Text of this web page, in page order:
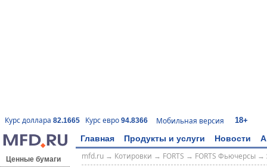
Курс доллара 82.1665 Курс евро 94.8366 Мобильная версия 18+
Главная Продукты и услуги Новости
Ценные бумаги
mfd.ru→ Котировки → FORTS → FORTS Фьючерсы→